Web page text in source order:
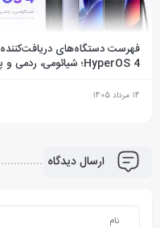
فهرست دستگاه‌های دریافت‌کننده
HyperOS 4؛ شیائومی، ردمی و پوکو
14 مرداد 1405
ارسال دیدگاه